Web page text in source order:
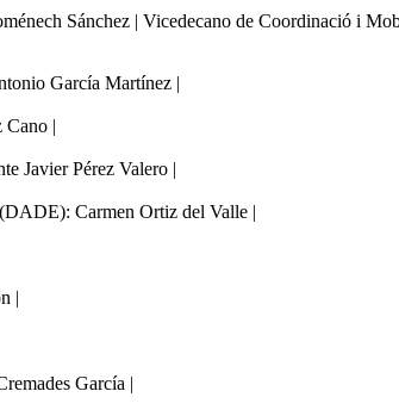
Sánchez | Vicedecano de Coordinació i
García Martínez |
Cano |
Javier Pérez Valero |
Carmen Ortiz del Valle |
|
García |